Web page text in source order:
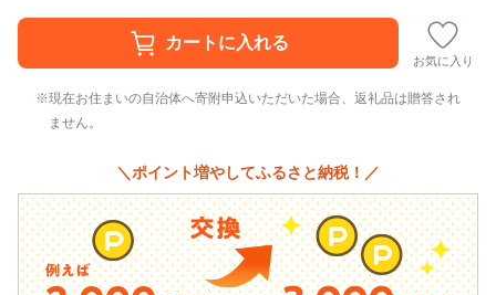
お気に入り
現在お住まいの自治体へ寄附申込いただいた場合、返礼品は贈答され
ません。
＼ポイント増やしてふるさと納税！／